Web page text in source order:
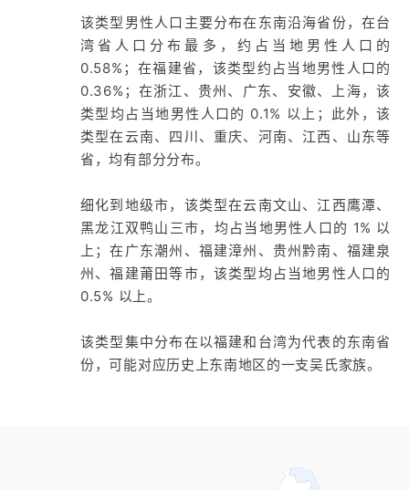
该类型男性人口主要分布在东南沿海省份，在台
湾省人口分布最多，约占当地男性人口的
0.58%；在福建省，该类型约占当地男性人口的
0.36%；在浙江、贵州、广东、安徽、上海，该
类型均占当地男性人口的 0.1% 以上；此外，该
类型在云南、四川、重庆、河南、江西、山东等
省，均有部分分布。
细化到地级市，该类型在云南文山、江西鹰潭、
黑龙江双鸭山三市，均占当地男性人口的 1% 以
上；在广东潮州、福建漳州、贵州黔南、福建泉
州、福建莆田等市，该类型均占当地男性人口的
0.5% 以上。
该类型集中分布在以福建和台湾为代表的东南省
份，可能对应历史上东南地区的一支吴氏家族。